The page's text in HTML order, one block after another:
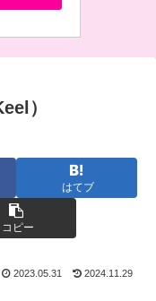
）
はてブ
コピー
2023.05.31 2024.11.29